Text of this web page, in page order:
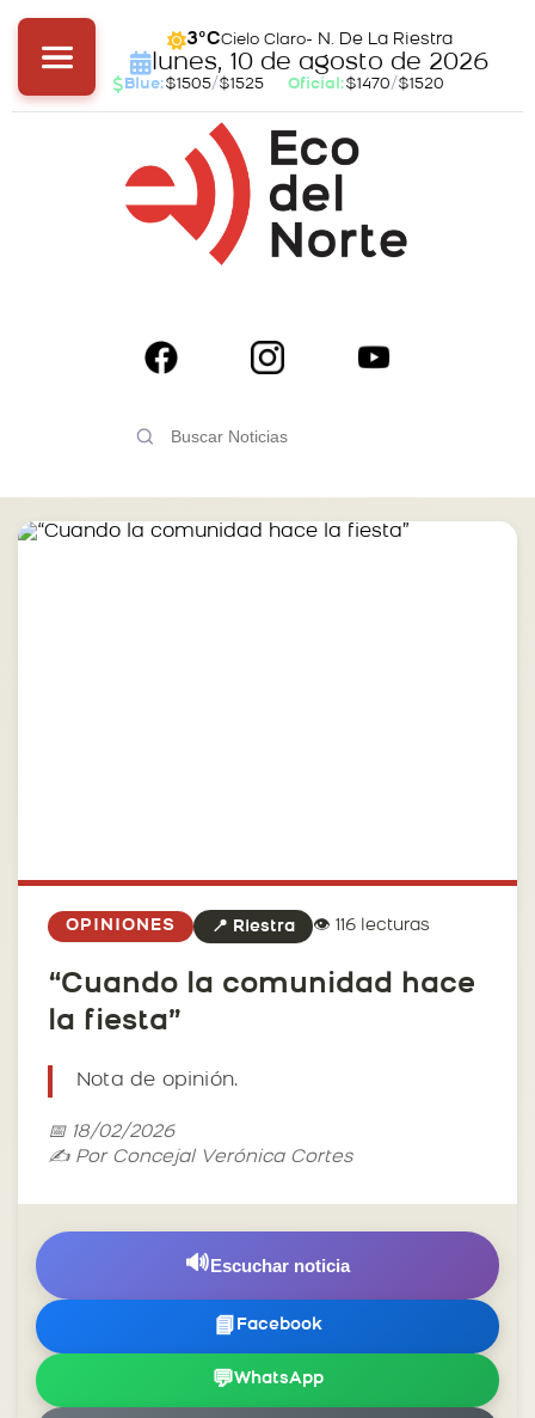
3°CCielo Claro- N. De La Riestra
lunes, 10 de agosto de 2026
Blue:$1505/$1525 Oficial:$1470/$1520
OPINIONES 📍 Riestra 👁️ 116 lecturas
“Cuando la comunidad hace
la fiesta”
Nota de opinión.
📅 18/02/2026
✍️ Por Concejal Verónica Cortes
🔊Escuchar noticia
📘 Facebook
💬WhatsApp